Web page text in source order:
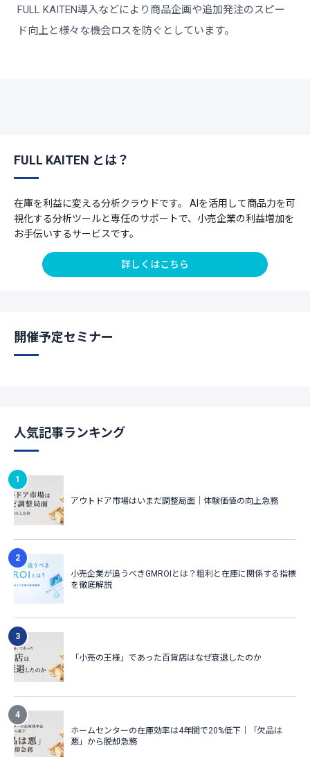
FULL KAITEN導入などにより商品企画や追加発注のスピー
ド向上と様々な機会ロスを防ぐとしています。
FULL KAITEN とは？
在庫を利益に変える分析クラウドです。 AIを活用して商品力を可
視化する分析ツールと専任のサポートで、小売企業の利益増加を
お手伝いするサービスです。
詳しくはこちら
開催予定セミナー
人気記事ランキング